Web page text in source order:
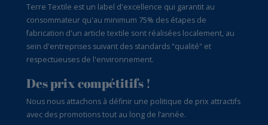
Terre Textile est un label d'excellence qui garantit au
consommateur qu'au minimum 75% des étapes de
fabrication d'un article textile sont réalisées localement, au
sein d'entreprises suivant des standards "qualité" et
respectueuses de l'environnement.
Des prix compétitifs !
Nous nous attachons à définir une politique de prix attractifs
avec des promotions tout au long de l’année.